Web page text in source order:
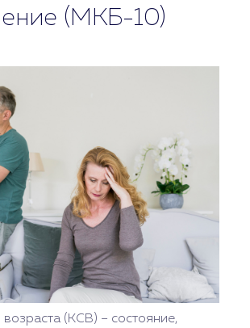
(МКБ-10)
возраста (КСВ) – состояние,